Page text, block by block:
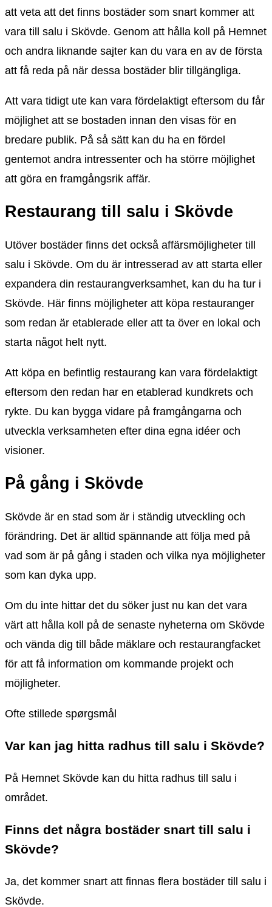
att veta att det finns bostäder som snart kommer att
vara till salu i Skövde. Genom att hålla koll på Hemnet
och andra liknande sajter kan du vara en av de första
att få reda på när dessa bostäder blir tillgängliga.
Att vara tidigt ute kan vara fördelaktigt eftersom du får
möjlighet att se bostaden innan den visas för en
bredare publik. På så sätt kan du ha en fördel
gentemot andra intressenter och ha större möjlighet
att göra en framgångsrik affär.
Restaurang till salu i Skövde
Utöver bostäder finns det också affärsmöjligheter till
salu i Skövde. Om du är intresserad av att starta eller
expandera din restaurangverksamhet, kan du ha tur i
Skövde. Här finns möjligheter att köpa restauranger
som redan är etablerade eller att ta över en lokal och
starta något helt nytt.
Att köpa en befintlig restaurang kan vara fördelaktigt
eftersom den redan har en etablerad kundkrets och
rykte. Du kan bygga vidare på framgångarna och
utveckla verksamheten efter dina egna idéer och
visioner.
På gång i Skövde
Skövde är en stad som är i ständig utveckling och
förändring. Det är alltid spännande att följa med på
vad som är på gång i staden och vilka nya möjligheter
som kan dyka upp.
Om du inte hittar det du söker just nu kan det vara
värt att hålla koll på de senaste nyheterna om Skövde
och vända dig till både mäklare och restaurangfacket
för att få information om kommande projekt och
möjligheter.
Ofte stillede spørgsmål
Var kan jag hitta radhus till salu i Skövde?
På Hemnet Skövde kan du hitta radhus till salu i
området.
Finns det några bostäder snart till salu i
Skövde?
Ja, det kommer snart att finnas flera bostäder till salu i
Skövde.